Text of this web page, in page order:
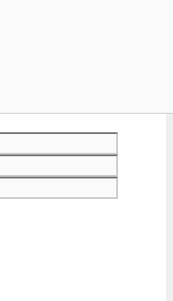
Mail